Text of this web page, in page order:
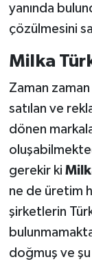
yanında
çözülmesini
Milka
Zaman
satılan ve
dönen
gerekir ki
ne de üretim
şirketlerin
doğmuş ve